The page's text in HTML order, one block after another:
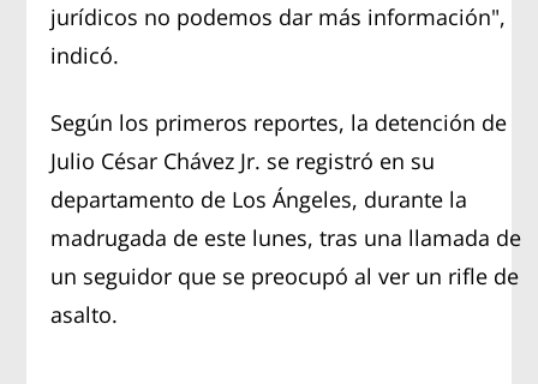
jurídicos no podemos dar más información",
indicó.
Según los primeros reportes, la detención de
Julio César Chávez Jr. se registró en su
departamento de Los Ángeles, durante la
madrugada de este lunes, tras una llamada de
un seguidor que se preocupó al ver un rifle de
asalto.